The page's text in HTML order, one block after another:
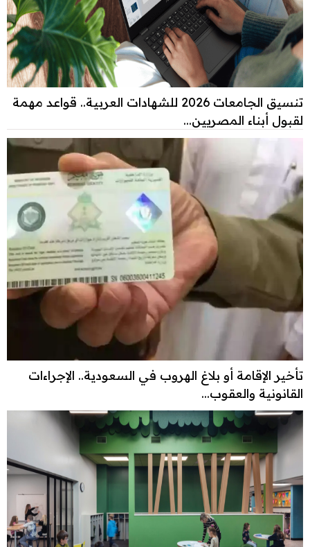
تنسيق الجامعات 2026 للشهادات العربية.. قواعد مهمة
لقبول أبناء المصريين...
تأخير الإقامة أو بلاغ الهروب في السعودية.. الإجراءات
القانونية والعقوب...